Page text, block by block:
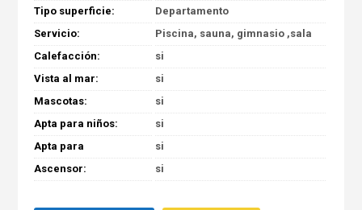
Tipo superficie:
Departamento
Servicio:
Piscina, sauna, gimnasio ,sala
de reuniones , quincho
Calefacción:
si
Vista al mar:
si
Mascotas:
si
Apta para niños:
si
Apta para
minusválidos:
si
Ascensor:
si